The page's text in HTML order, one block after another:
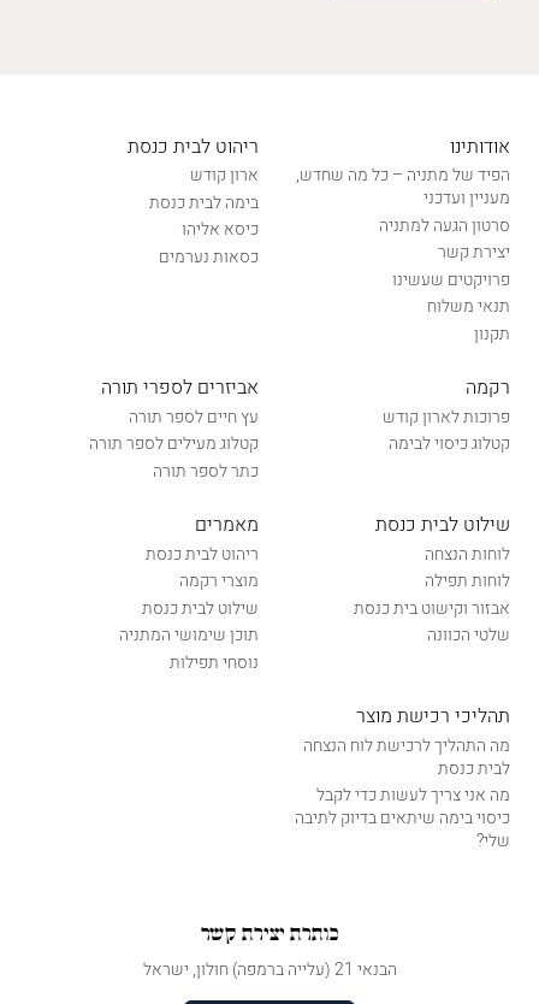
אודותינו
הפיד של מתניה – כל מה שחדש,
מעניין ועדכני
סרטון הגעה למתניה
יצירת קשר
פרויקטים שעשינו
תנאי משלוח
תקנון
ריהוט לבית כנסת
ארון קודש
בימה לבית כנסת
כיסא אליהו
כסאות נערמים
רקמה
פרוכות לארון קודש
קטלוג כיסוי לבימה
אביזרים לספרי תורה
עץ חיים לספר תורה
קטלוג מעילים לספר תורה
כתר לספר תורה
שילוט לבית כנסת
לוחות הנצחה
לוחות תפילה
אבזור וקישוט בית כנסת
שלטי הכוונה
מאמרים
ריהוט לבית כנסת
מוצרי רקמה
שילוט לבית כנסת
תוכן שימושי המתניה
נוסחי תפילות
תהליכי רכישת מוצר
מה התהליך לרכישת לוח הנצחה
לבית כנסת
מה אני צריך לעשות כדי לקבל
כיסוי בימה שיתאים בדיוק לתיבה
שלי?
כותרת יצירת קשר
הבנאי 21 (עלייה ברמפה) חולון, ישראל